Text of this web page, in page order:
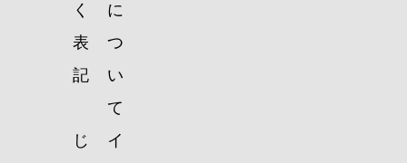
く
表
記
に
つ
い
て
じ
イ